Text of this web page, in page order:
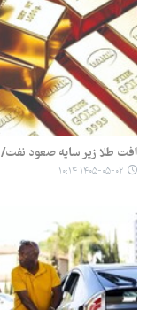
افت طلا زیر سایه صعود نفت/ اونس در
۱۴۰۵-۰۵-۰۲ ۱۰:۱۴